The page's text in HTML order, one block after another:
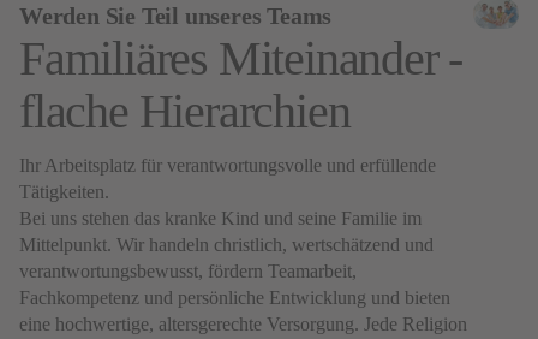
Werden Sie Teil unseres Teams
Familiäres Miteinander -
flache Hierarchien
Ihr Arbeitsplatz für verantwortungsvolle und erfüllende
Tätigkeiten.
Bei uns stehen das kranke Kind und seine Familie im
Mittelpunkt. Wir handeln christlich, wertschätzend und
verantwortungsbewusst, fördern Teamarbeit,
Fachkompetenz und persönliche Entwicklung und bieten
eine hochwertige, altersgerechte Versorgung. Jede Religion